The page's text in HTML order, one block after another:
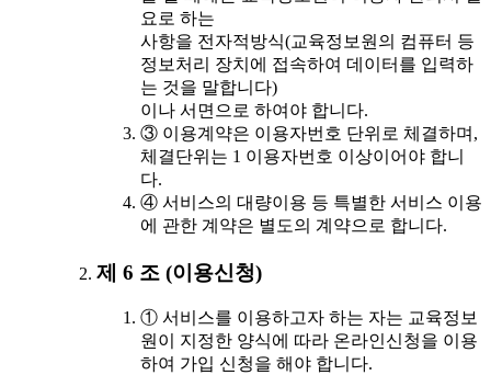
요로 하는
사항을 전자적방식(교육정보원의 컴퓨터 등
정보처리 장치에 접속하여 데이터를 입력하
는 것을 말합니다)
이나 서면으로 하여야 합니다.
③ 이용계약은 이용자번호 단위로 체결하며,
체결단위는 1 이용자번호 이상이어야 합니
다.
④ 서비스의 대량이용 등 특별한 서비스 이용
에 관한 계약은 별도의 계약으로 합니다.
제 6 조 (이용신청)
① 서비스를 이용하고자 하는 자는 교육정보
원이 지정한 양식에 따라 온라인신청을 이용
하여 가입 신청을 해야 합니다.